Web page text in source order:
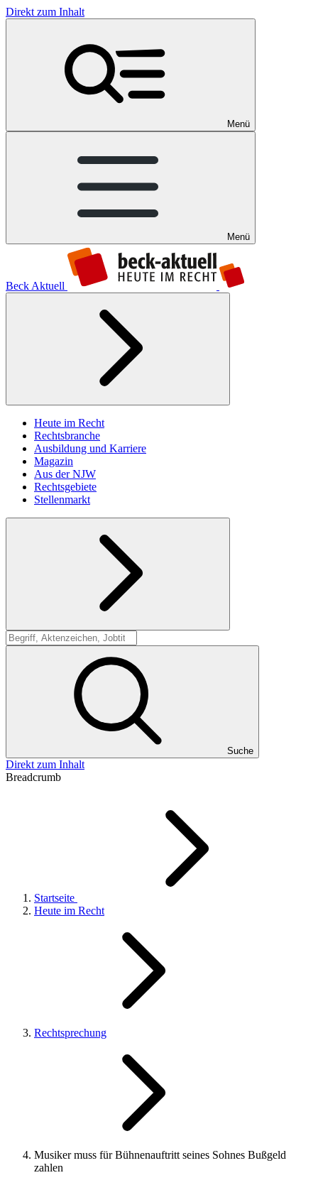
Direkt zum Inhalt
Menü
Menü
Beck Aktuell
Heute im Recht
Rechtsbranche
Ausbildung und Karriere
Magazin
Aus der NJW
Rechtsgebiete
Stellenmarkt
Suche
Suche
Direkt zum Inhalt
Breadcrumb
Startseite
Heute im Recht
Rechtsprechung
Musiker muss für Bühnenauftritt seines Sohnes Bußgeld
zahlen